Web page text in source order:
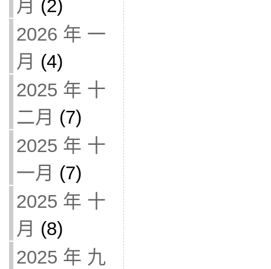
月 (2)
2026 年 一
月 (4)
2025 年 十
二月 (7)
2025 年 十
一月 (7)
2025 年 十
月 (8)
2025 年 九